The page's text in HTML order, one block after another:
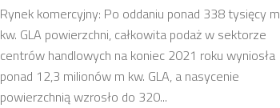
Rynek komercyjny: Po oddaniu ponad 338 tysięcy m
kw. GLA powierzchni, całkowita podaż w sektorze
centrów handlowych na koniec 2021 roku wyniosła
ponad 12,3 milionów m kw. GLA, a nasycenie
powierzchnią wzrosło do 320...